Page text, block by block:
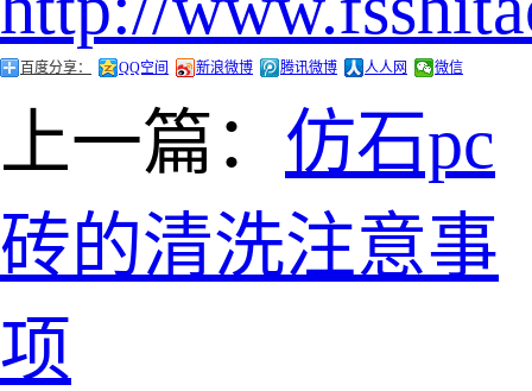
百度分享： QQ空间 新浪微博 腾讯微博 人人网 微信
上一篇： 仿石pc
砖的清洗注意事
项